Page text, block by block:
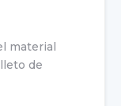
material
de